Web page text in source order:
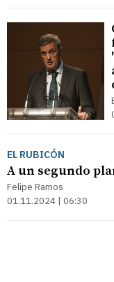
EL RUBICÓN
A un segundo
Felipe Ramos
01.11.2024 | 06:30